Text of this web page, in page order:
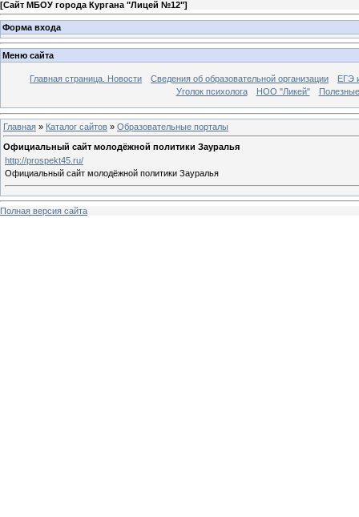
[Сайт МБОУ города Кургана "Лицей №12"]
Форма входа
Меню сайта
Главная страница. Новости Сведения об образовательной организации
ЕГЭ
Уголок психолога
НОО "Ликей"
Главная » Каталог сайтов » Образовательные порталы
Официальный сайт молодёжной политики Зауралья
http://prospekt45.ru/
Официальный сайт молодёжной политики Зауралья
Полная версия сайта